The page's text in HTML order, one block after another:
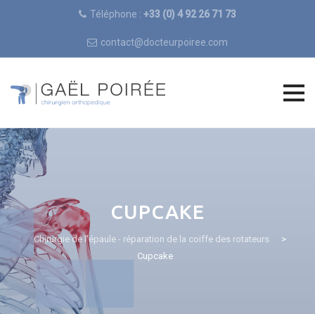
Téléphone : +33 (0) 4 92 26 71 73
contact@docteurpoiree.com
Skip
to
content
CUPCAKE
Chirurgie de l'épaule - réparation de la coiffe des rotateurs
>
Cupcake